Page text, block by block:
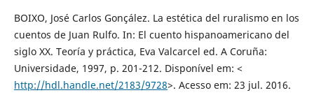
BOIXO, José Carlos Gonçález. La estética del ruralismo en los
cuentos de Juan Rulfo. In: El cuento hispanoamericano del
siglo XX. Teoría y práctica, Eva Valcarcel ed. A Coruña:
Universidade, 1997, p. 201-212. Disponível em: <
http://hdl.handle.net/2183/9728>. Acesso em: 23 jul. 2016.